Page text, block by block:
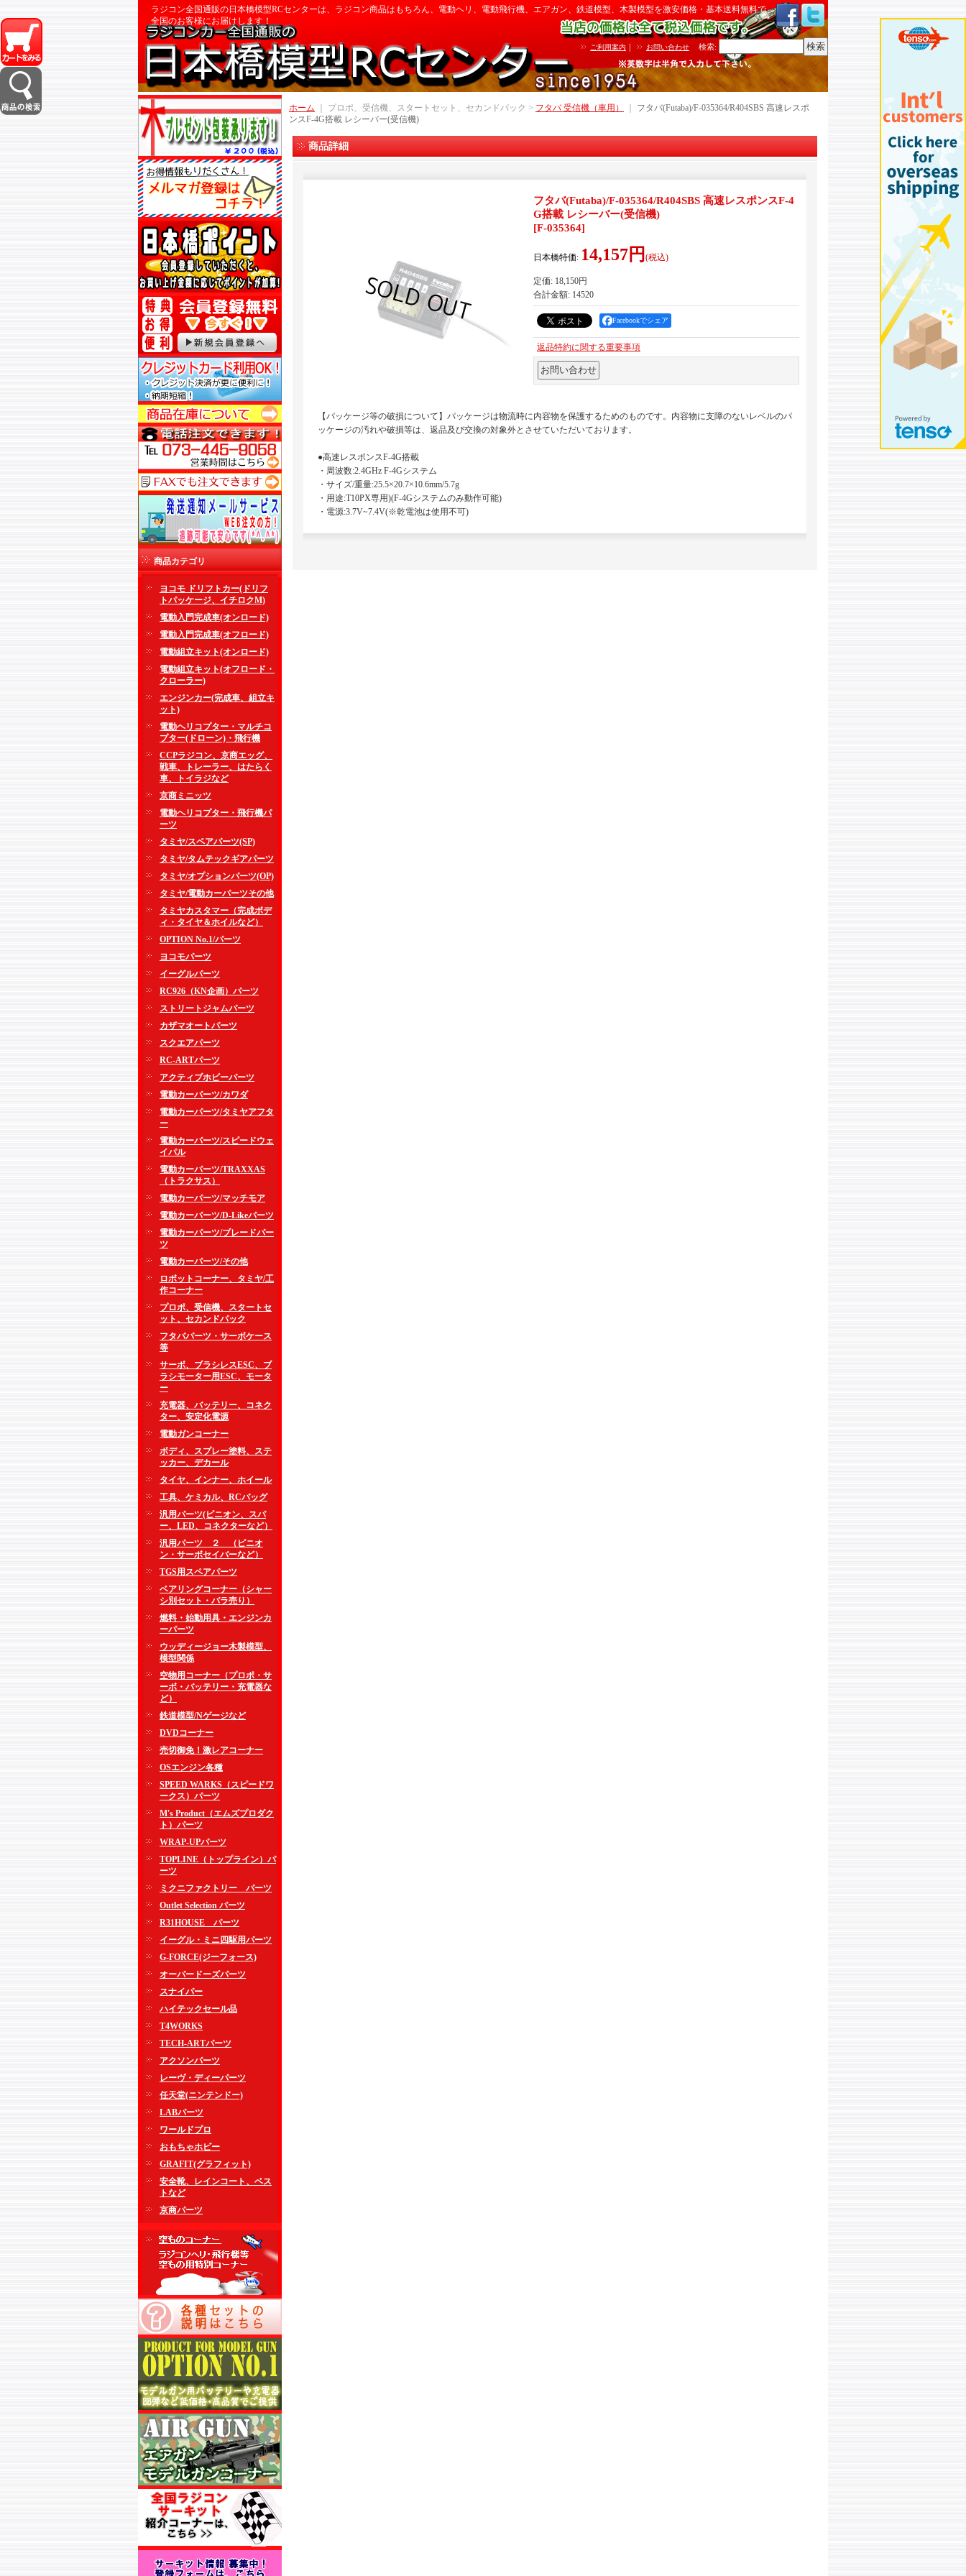
ラジコン全国通販の日本橋模型RCセンターは、ラジコン商品はもちろん、電動ヘリ、電動飛行機、エアガン、鉄道模型、木製模型を激安価格・基本送料無料で
全国のお客様にお届けします！
ご利用案内 ｜ お問い合わせ 検索:
商品カテゴリ
ヨコモ ドリフトカー(ドリフ
トパッケージ、イチロクM)
電動入門完成車(オンロード)
電動入門完成車(オフロード)
電動組立キット(オンロード)
電動組立キット(オフロード・
クローラー)
エンジンカー(完成車、組立キ
ット)
電動ヘリコプター・マルチコ
プター(ドローン)・飛行機
CCPラジコン、京商エッグ、
戦車、トレーラー、はたらく
車、トイラジなど
京商ミニッツ
電動ヘリコプター・飛行機パ
ーツ
タミヤ/スペアパーツ(SP)
タミヤ/タムテックギアパーツ
タミヤ/オプションパーツ(OP)
タミヤ/電動カーパーツその他
タミヤカスタマー（完成ボデ
ィ・タイヤ＆ホイルなど）
OPTION No.1/パーツ
ヨコモパーツ
イーグルパーツ
RC926（KN企画）パーツ
ストリートジャムパーツ
カザマオートパーツ
スクエアパーツ
RC-ARTパーツ
アクティブホビーパーツ
電動カーパーツ/カワダ
電動カーパーツ/タミヤアフタ
ー
電動カーパーツ/スピードウェ
イパル
電動カーパーツ/TRAXXAS
（トラクサス）
電動カーパーツ/マッチモア
電動カーパーツ/D-Likeパーツ
電動カーパーツ/ブレードパー
ツ
電動カーパーツ/その他
ロボットコーナー、タミヤ/工
作コーナー
プロポ、受信機、スタートセ
ット、セカンドパック
フタバパーツ・サーボケース
等
サーボ、ブラシレスESC、ブ
ラシモーター用ESC、モータ
ー
充電器、バッテリー、コネク
ター、安定化電源
電動ガンコーナー
ボディ、スプレー塗料、ステ
ッカー、デカール
タイヤ、インナー、ホイール
工具、ケミカル、RCバッグ
汎用パーツ(ピニオン、スパ
ー、LED、コネクターなど）
汎用パーツ ２ （ピニオ
ン・サーボセイバーなど）
TGS用スペアパーツ
ベアリングコーナー（シャー
シ別セット・バラ売り）
燃料・始動用具・エンジンカ
ーパーツ
ウッディージョー木製模型、
模型関係
空物用コーナー（プロポ・サ
ーボ・バッテリー・充電器な
ど）
鉄道模型/Nゲージなど
DVDコーナー
売切御免！激レアコーナー
OSエンジン各種
SPEED WARKS（スピードワ
ークス）パーツ
M's Product（エムズプロダク
ト）パーツ
WRAP-UPパーツ
TOPLINE（トップライン）パ
ーツ
ミクニファクトリー パーツ
Outlet Selection パーツ
R31HOUSE パーツ
イーグル・ミニ四駆用パーツ
G-FORCE(ジーフォース)
オーバードーズパーツ
スナイパー
ハイテックセール品
T4WORKS
TECH-ARTパーツ
アクソンパーツ
レーヴ・ディーパーツ
任天堂(ニンテンドー)
LABパーツ
ワールドプロ
おもちゃホビー
GRAFIT(グラフィット)
安全靴、レインコート、ベス
トなど
京商パーツ
ホーム ｜ プロポ、受信機、スタートセット、セカンドパック > フタバ 受信機（車用）
フタバ(Futaba)/F-035364/R404SBS 高速レスポ
ンスF-4G搭載 レシーバー(受信機)
商品詳細
フタバ(Futaba)/F-035364/R404SBS 高速レスポンスF-4
G搭載 レシーバー(受信機)
[F-035364]
日本橋特価: 14,157円 (税込)
定価: 18,150円
合計金額: 14520
Facebookでシェア
返品特約に関する重要事項
【パッケージ等の破損について】パッケージは物流時に内容物を保護するためのものです。内容物に支障のないレベルのパ
ッケージの汚れや破損等は、返品及び交換の対象外とさせていただいております。
●高速レスポンスF-4G搭載
・周波数:2.4GHz F-4Gシステム
・サイズ/重量:25.5×20.7×10.6mm/5.7g
・用途:T10PX専用)(F-4Gシステムのみ動作可能)
・電源:3.7V~7.4V(※乾電池は使用不可)